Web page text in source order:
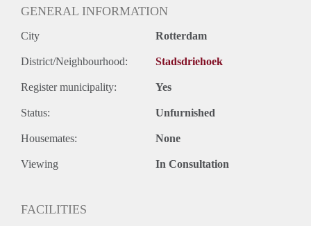
GENERAL INFORMATION
City Rotterdam
District/Neighbourhood: Stadsdriehoek
Register municipality: Yes
Status: Unfurnished
Housemates: None
Viewing In Consultation
FACILITIES